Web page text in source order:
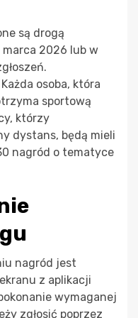
są drogą
marca 2026 lub w
osoba, która
sportową
którzy
dystans, będą mieli
nagród o tematyce
nagród jest
z aplikacji
wymaganej
zgłosić poprzez